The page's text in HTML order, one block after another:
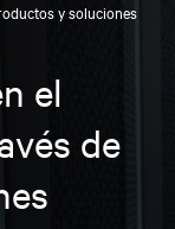
y soluciones
el
de